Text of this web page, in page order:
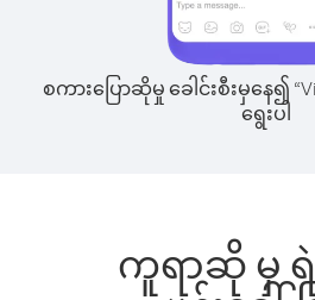
စကားပြောဆိုမှု ခေါင်းစီးမှနေ၍
ရွေးပါ
ကူရာဆို မှ